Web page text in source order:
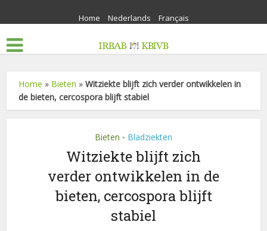
Home Nederlands Français
Home » Bieten »Witziekte blijft zich verder ontwikkelen in
de bieten, cercospora blijft stabiel
Bieten • Bladziekten
Witziekte blijft zich
verder ontwikkelen in de
bieten, cercospora blijft
stabiel